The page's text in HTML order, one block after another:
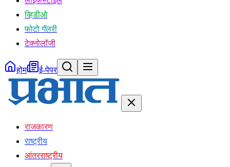
व्हिडीओ
फोटो गॅलरी
टेक्नोलॉजी
होम ई-पेपर
राजकारण
राष्ट्रीय
आंतरराष्ट्रीय